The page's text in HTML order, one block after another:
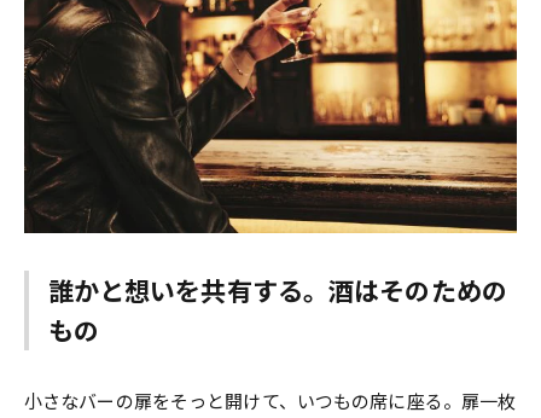
誰かと想いを共有する。酒はそのための
もの
小さなバーの扉をそっと開けて、いつもの席に座る。扉一枚